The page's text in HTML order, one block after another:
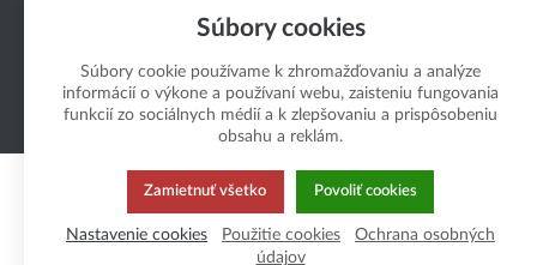
Copyright Boukal.SK 2026
Súbory cookies
Súbory cookie používame k zhromažďovaniu a analýze
informácií o výkone a používaní webu, zaisteniu fungovania
funkcií zo sociálnych médií a k zlepšovaniu a prispôsobeniu
obsahu a reklám.
Zamietnuť všetko Povoliť cookies
Nastavenie cookies Použitie cookies
Ochrana osobných
údajov